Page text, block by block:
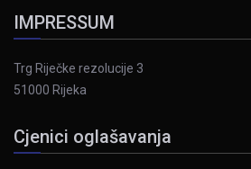
IMPRESSUM
Trg Riječke rezolucije 3
51000 Rijeka
Cjenici oglašavanja